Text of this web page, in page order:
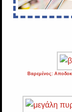
Βαρεμένος: